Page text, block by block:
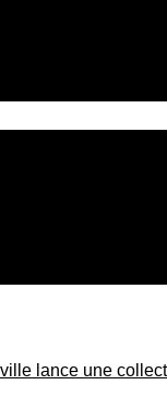
lance une